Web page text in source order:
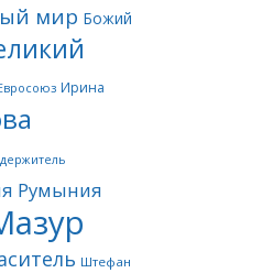
мир Божий
Ирина
Румыния
Штефан